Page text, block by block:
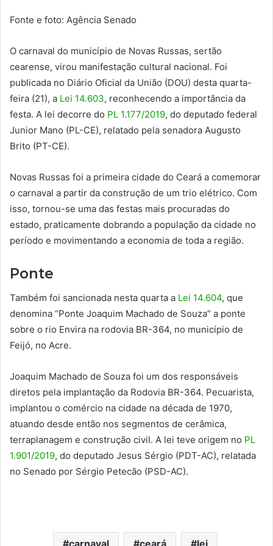
Fonte e foto: Agência Senado
O carnaval do município de Novas Russas, sertão
cearense, virou manifestação cultural nacional. Foi
publicada no Diário Oficial da União (DOU) desta quarta-
feira (21), a Lei 14.603, reconhecendo a importância da
festa. A lei decorre do PL 1.177/2019, do deputado federal
Junior Mano (PL-CE), relatado pela senadora Augusto
Brito (PT-CE).
Novas Russas foi a primeira cidade do Ceará a comemorar
o carnaval a partir da construção de um trio elétrico. Com
isso, tornou-se uma das festas mais procuradas do
estado, praticamente dobrando a população da cidade no
período e movimentando a economia de toda a região.
Ponte
Também foi sancionada nesta quarta a Lei 14.604, que
denomina “Ponte Joaquim Machado de Souza” a ponte
sobre o rio Envira na rodovia BR-364, no município de
Feijó, no Acre.
Joaquim Machado de Souza foi um dos responsáveis
diretos pela implantação da Rodovia BR-364. Pecuarista,
implantou o comércio na cidade na década de 1970,
atuando desde então nos segmentos de cerâmica,
terraplanagem e construção civil. A lei teve origem no PL
1.901/2019, do deputado Jesus Sérgio (PDT-AC), relatada
no Senado por Sérgio Petecão (PSD-AC).